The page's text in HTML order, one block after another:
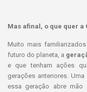
Mas afinal, o que quer a
Muito mais
futuro do planeta, a
e que tenham ações
gerações anteriores.
essa geração abre